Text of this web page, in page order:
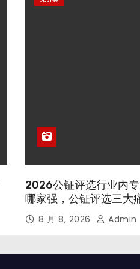
2026公钲评选行业内
哪家强，公钲评选三大
8 月 8, 2026 Admin